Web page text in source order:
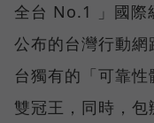
全台 No.1 」國
公布的台灣行動
台獨有的「可靠
雙冠王，同時，